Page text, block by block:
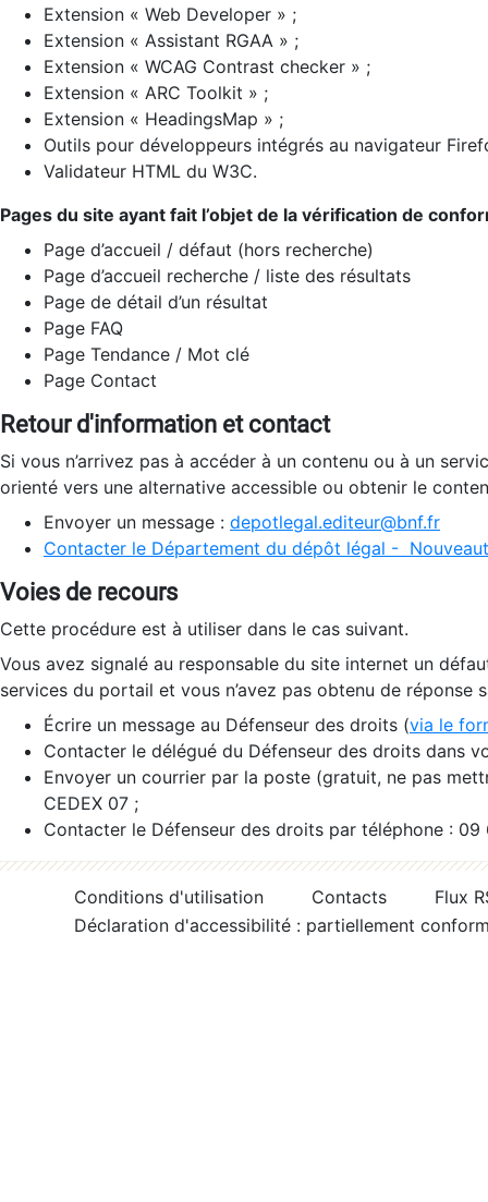
Extension « Web Developer » ;
Extension « Assistant RGAA » ;
Extension « WCAG Contrast checker » ;
Extension « ARC Toolkit » ;
Extension « HeadingsMap » ;
Outils pour développeurs intégrés au navigateur
Validateur HTML du W3C.
Pages du site ayant fait l’objet de la vérification de
Page d’accueil / défaut (hors recherche)
Page d’accueil recherche / liste des résultats
Page de détail d’un résultat
Page FAQ
Page Tendance / Mot clé
Page Contact
Retour d'information et contact
Si vous n’arrivez pas à accéder à un contenu ou à un
orienté vers une alternative accessible ou obtenir le
Envoyer un message : depotlegal.editeur@bnf.fr
Contacter le Département du dépôt légal -
Voies de recours
Cette procédure est à utiliser dans le cas suivant.
Vous avez signalé au responsable du site internet un
services du portail et vous n’avez pas obtenu de réponse
Écrire un message au Défenseur des droits (via le
Contacter le délégué du Défenseur des droits dans
Envoyer un courrier par la poste (gratuit, ne pas
CEDEX 07 ;
Contacter le Défenseur des droits par téléphone :
Conditions d'utilisation Contacts
Flux
Déclaration d'accessibilité : partiellement